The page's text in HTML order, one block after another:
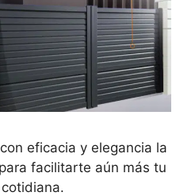
eficacia y elegancia la
facilitarte aún más tu